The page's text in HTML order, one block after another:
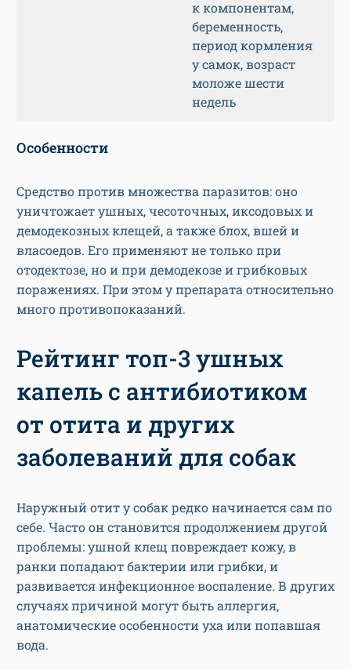
к компонентам,
беременность,
период кормления
у самок, возраст
моложе шести
недель
Особенности
Средство против множества паразитов: оно
уничтожает ушных, чесоточных, иксодовых и
демодекозных клещей, а также блох, вшей и
власоедов. Его применяют не только при
отодектозе, но и при демодекозе и грибковых
поражениях. При этом у препарата относительно
много противопоказаний.
Рейтинг топ-3 ушных
капель с антибиотиком
от отита и других
заболеваний для собак
Наружный отит у собак редко начинается сам по
себе. Часто он становится продолжением другой
проблемы: ушной клещ повреждает кожу, в
ранки попадают бактерии или грибки, и
развивается инфекционное воспаление. В других
случаях причиной могут быть аллергия,
анатомические особенности уха или попавшая
вода.